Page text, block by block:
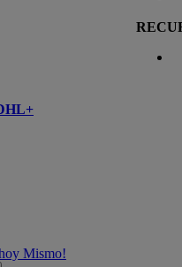
Mismo!